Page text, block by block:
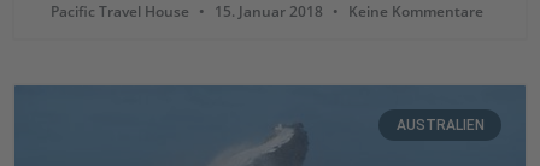
Pacific Travel House 15. Januar 2018 Keine Kommentare
AUSTRALIEN